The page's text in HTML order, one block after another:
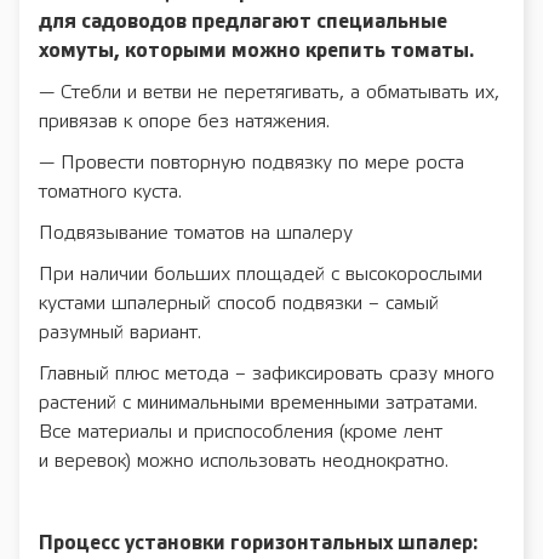
для садоводов предлагают специальные
хомуты, которыми можно крепить томаты.
— Стебли и ветви не перетягивать, а обматывать их,
привязав к опоре без натяжения.
— Провести повторную подвязку по мере роста
томатного куста.
Подвязывание томатов на шпалеру
При наличии больших площадей с высокорослыми
кустами шпалерный способ подвязки – самый
разумный вариант.
Главный плюс метода – зафиксировать сразу много
растений с минимальными временными затратами.
Все материалы и приспособления (кроме лент
и веревок) можно использовать неоднократно.
Процесс установки горизонтальных шпалер: